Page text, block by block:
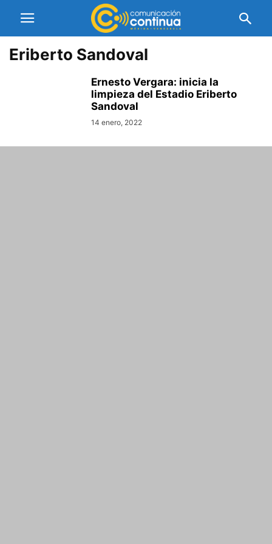
Eriberto Sandoval
Ernesto Vergara: inicia la
limpieza del Estadio Eriberto
Sandoval
14 enero, 2022